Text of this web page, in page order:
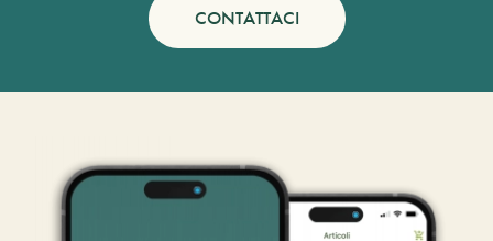
CONTATTACI